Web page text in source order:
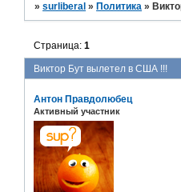
»surliberal » Политика »
Виктор Бут вылетел в США !!!
Страница:1
Антон Правдолюбец
Активный участник